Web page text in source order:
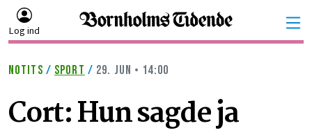
Log ind
NOTITS / SPORT / 29. JUN • 14:00
Cort: Hun sagde ja